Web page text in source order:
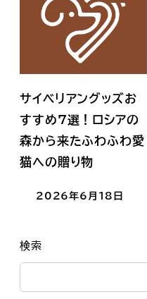
サイベリアングッズお
すすめ7選！ロシアの
森から来たふわふわ愛
猫への贈り物
2026年6月18日
検索